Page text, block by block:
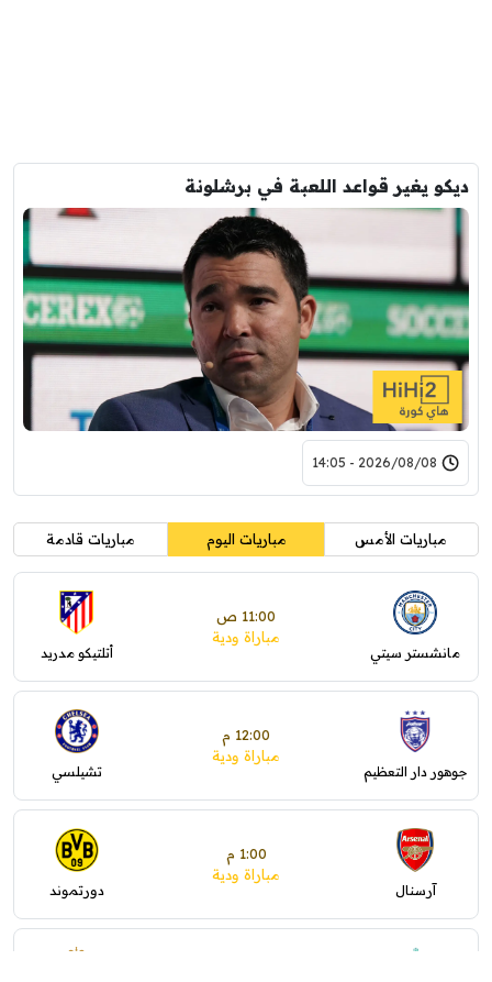
ديكو يغير قواعد اللعبة في برشلونة
2026/08/08 - 14:05
مباريات الأمس مباريات اليوم مباريات قادمة
مانشستر سيتي
11:00 ص
مباراة ودية
أتلتيكو مدريد
جوهور دار التعظيم
12:00 م
مباراة ودية
تشيلسي
آرسنال
1:00 م
مباراة ودية
دورتموند